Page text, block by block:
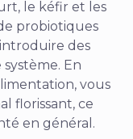
le kéfir et les
probiotiques
des
En
vous
florissant, ce
en général.